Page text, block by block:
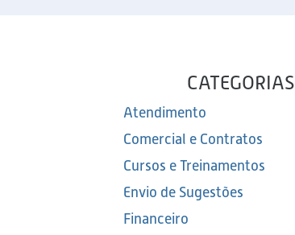
CATEGORIAS
Atendimento
Comercial e Contratos
Cursos e Treinamentos
Envio de Sugestões
Financeiro